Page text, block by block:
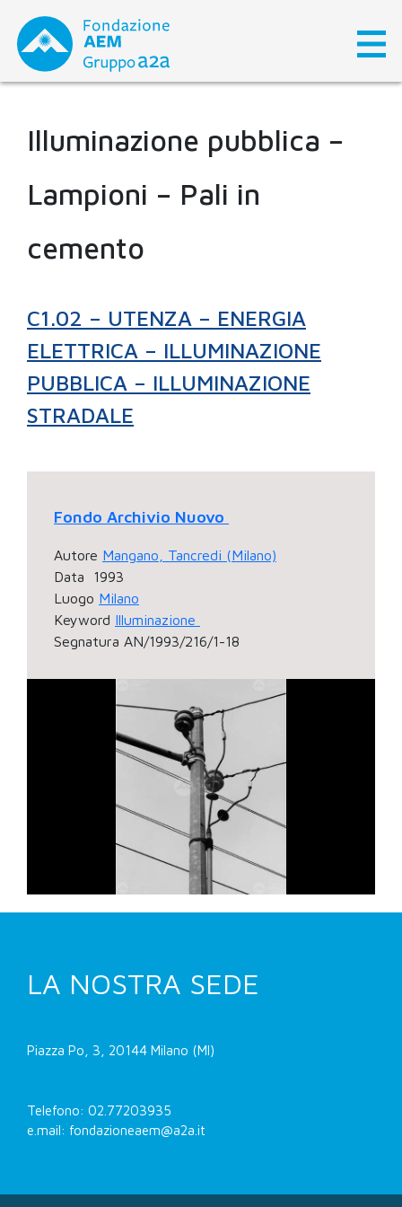
content
Illuminazione pubblica –
Lampioni – Pali in
cemento
C1.02 – UTENZA – ENERGIA
ELETTRICA – ILLUMINAZIONE
PUBBLICA – ILLUMINAZIONE
STRADALE
Fondo Archivio Nuovo
Autore Mangano, Tancredi (Milano)
Data 1993
Luogo Milano
Keyword Illuminazione
Segnatura AN/1993/216/1-18
LA NOSTRA SEDE
Piazza Po, 3, 20144 Milano (MI)
Telefono: 02.77203935
e.mail: fondazioneaem@a2a.it